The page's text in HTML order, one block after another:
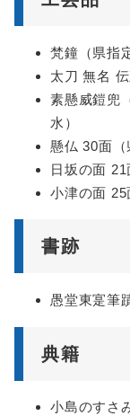
梵鐘（県指
太刀 無名
素懸威鎧兜
水）
懸仏 30面（
日坂の面 21
小津の面 25
書跡
愚堂東寔筆
典籍
小島のすさ